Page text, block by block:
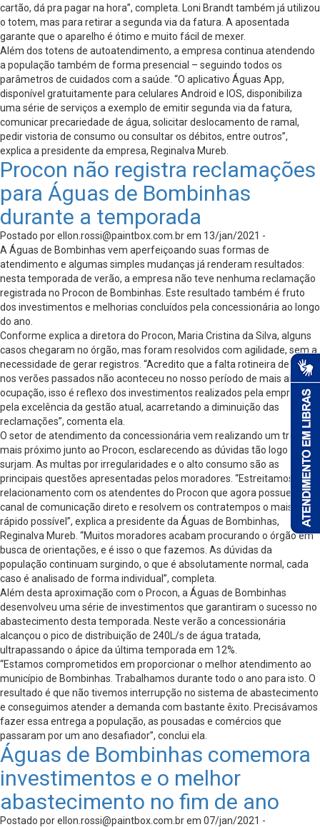
cartão, dá pra pagar na hora”, completa. Loni Brandt também já utilizou
o totem, mas para retirar a segunda via da fatura. A aposentada
garante que o aparelho é ótimo e muito fácil de mexer.
Além dos totens de autoatendimento, a empresa continua atendendo
a população também de forma presencial – seguindo todos os
parâmetros de cuidados com a saúde. “O aplicativo Águas App,
disponível gratuitamente para celulares Android e IOS, disponibiliza
uma série de serviços a exemplo de emitir segunda via da fatura,
comunicar precariedade de água, solicitar deslocamento de ramal,
pedir vistoria de consumo ou consultar os débitos, entre outros”,
explica a presidente da empresa, Reginalva Mureb.
Procon não registra reclamações
para Águas de Bombinhas
durante a temporada
Postado porellon.rossi@paintbox.com.brem 13/jan/2021 -
A Águas de Bombinhas vem aperfeiçoando suas formas de
atendimento e algumas simples mudanças já renderam resultados:
nesta temporada de verão, a empresa não teve nenhuma reclamação
registrada no Procon de Bombinhas. Este resultado também é fruto
dos investimentos e melhorias concluídos pela concessionária ao longo
do ano.
Conforme explica a diretora do Procon, Maria Cristina da Silva, alguns
casos chegaram no órgão, mas foram resolvidos com agilidade, sem a
necessidade de gerar registros. “Acredito que a falta rotineira de água
nos verões passados não aconteceu no nosso período de mais alta
ocupação, isso é reflexo dos investimentos realizados pela empresa e
pela excelência da gestão atual, acarretando a diminuição das
reclamações”, comenta ela.
O setor de atendimento da concessionária vem realizando um trabalho
mais próximo junto ao Procon, esclarecendo as dúvidas tão logo elas
surjam. As multas por irregularidades e o alto consumo são as
principais questões apresentadas pelos moradores. “Estreitamos o
relacionamento com os atendentes do Procon que agora possuem um
canal de comunicação direto e resolvem os contratempos o mais
rápido possível”, explica a presidente da Águas de Bombinhas,
Reginalva Mureb. “Muitos moradores acabam procurando o órgão em
busca de orientações, e é isso o que fazemos. As dúvidas da
população continuam surgindo, o que é absolutamente normal, cada
caso é analisado de forma individual”, completa.
Além desta aproximação com o Procon, a Águas de Bombinhas
desenvolveu uma série de investimentos que garantiram o sucesso no
abastecimento desta temporada. Neste verão a concessionária
alcançou o pico de distribuição de 240L/s de água tratada,
ultrapassando o ápice da última temporada em 12%.
“Estamos comprometidos em proporcionar o melhor atendimento ao
município de Bombinhas. Trabalhamos durante todo o ano para isto. O
resultado é que não tivemos interrupção no sistema de abastecimento
e conseguimos atender a demanda com bastante êxito. Precisávamos
fazer essa entrega a população, as pousadas e comércios que
passaram por um ano desafiador”, conclui ela.
Águas de Bombinhas comemora
investimentos e o melhor
abastecimento no fim de ano
Postado porellon.rossi@paintbox.com.brem 07/jan/2021 -